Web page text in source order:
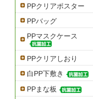
PPクリアポスター
PPバッグ
PPマスクケース
PPクリアしおり
白PP下敷き
PPまな板